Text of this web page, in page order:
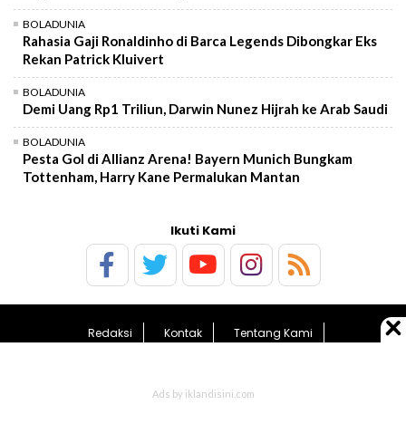
BOLADUNIA
Rahasia Gaji Ronaldinho di Barca Legends Dibongkar Eks
Rekan Patrick Kluivert
BOLADUNIA
Demi Uang Rp1 Triliun, Darwin Nunez Hijrah ke Arab Saudi
BOLADUNIA
Pesta Gol di Allianz Arena! Bayern Munich Bungkam
Tottenham, Harry Kane Permalukan Mantan
Ikuti Kami
Redaksi Kontak
Tentang Kami